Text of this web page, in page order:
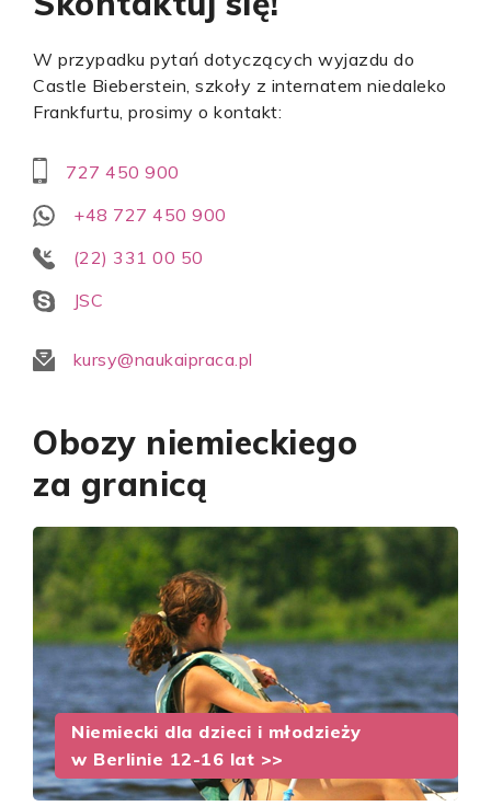
W przypadku pytań dotyczących wyjazdu do
Castle Bieberstein, szkoły z internatem niedaleko
Frankfurtu, prosimy o kontakt:
727 450 900
+48 727 450 900
(22) 331 00 50
JSC
kursy@naukaipraca.pl
Obozy niemieckiego
za granicą
Niemiecki dla dzieci i młodzieży
w Berlinie 12-16 lat >>